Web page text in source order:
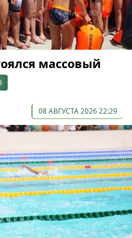
массовый
08 АВГУСТА 2026 22:29